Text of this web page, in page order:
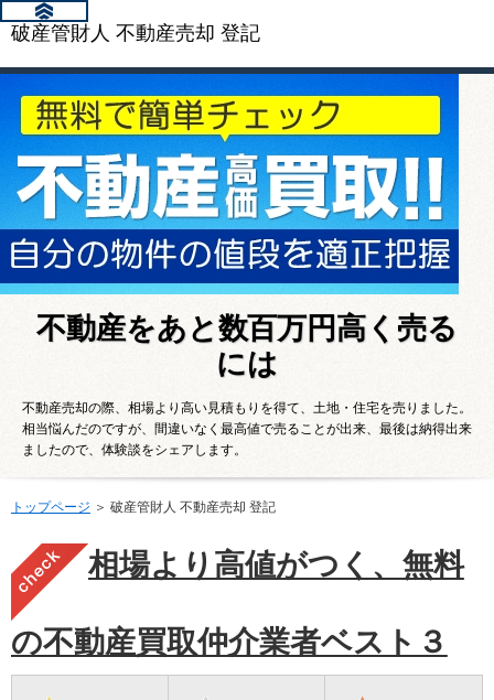
破産管財人 不動産売却 登記
不動産をあと数百万円高く売る
には
不動産売却の際、相場より高い見積もりを得て、土地・住宅を売りました。
相当悩んだのですが、間違いなく最高値で売ることが出来、最後は納得出来
ましたので、体験談をシェアします。
トップページ ＞ 破産管財人 不動産売却 登記
相場より高値がつく、無料
の不動産買取仲介業者ベスト３